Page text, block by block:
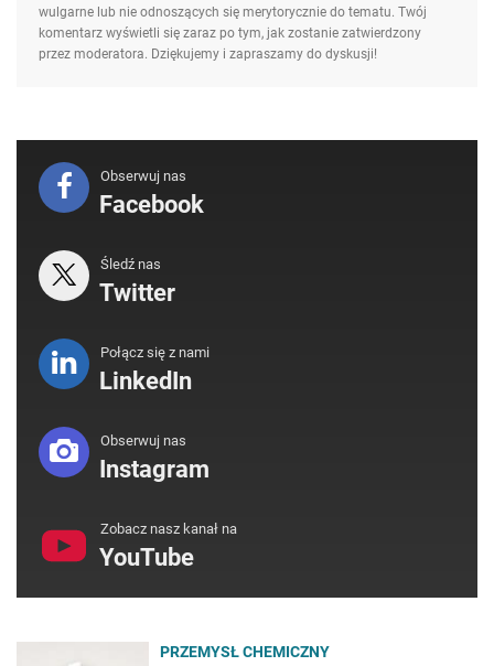
wulgarne lub nie odnoszących się merytorycznie do tematu. Twój
komentarz wyświetli się zaraz po tym, jak zostanie zatwierdzony
przez moderatora. Dziękujemy i zapraszamy do dyskusji!
Obserwuj nas
Facebook
Śledź nas
Twitter
Połącz się z nami
LinkedIn
Obserwuj nas
Instagram
Zobacz nasz kanał na
YouTube
PRZEMYSŁ CHEMICZNY